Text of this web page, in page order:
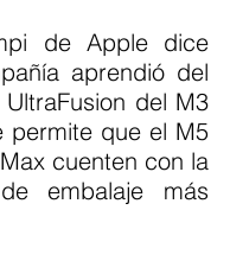
de Apple dice
aprendió del
del M3
permite que el M5
cuenten con la
embalaje más